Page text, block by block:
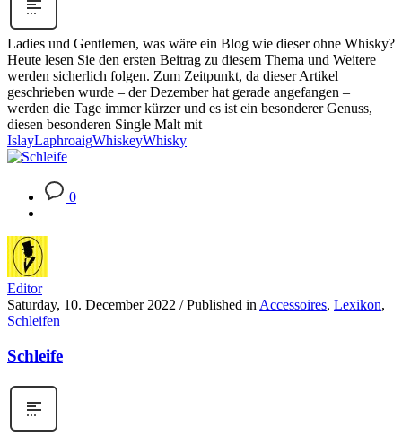
Ladies und Gentlemen, was wäre ein Blog wie dieser ohne Whisky?
Heute lesen Sie den ersten Beitrag zu diesem Thema und Weitere
werden sicherlich folgen. Zum Zeitpunkt, da dieser Artikel
geschrieben wurde – der Dezember hat gerade angefangen –
werden die Tage immer kürzer und es ist ein besonderer Genuss,
diesen besonderen Single Malt mit
IslayLaphroaigWhiskeyWhisky
0
Editor
Saturday, 10. December 2022 / Published in Accessoires, Lexikon,
Schleifen
Schleife